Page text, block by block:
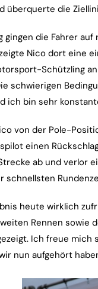
überquerte die
gingen die Fahrer
Nico dort eine
Schützling
schwierigen
ich bin sehr
von der Pole-
einen
ab und verlor
schnellsten
heute wirklich
Rennen sowie
Ich freue mich
nun aufgehört